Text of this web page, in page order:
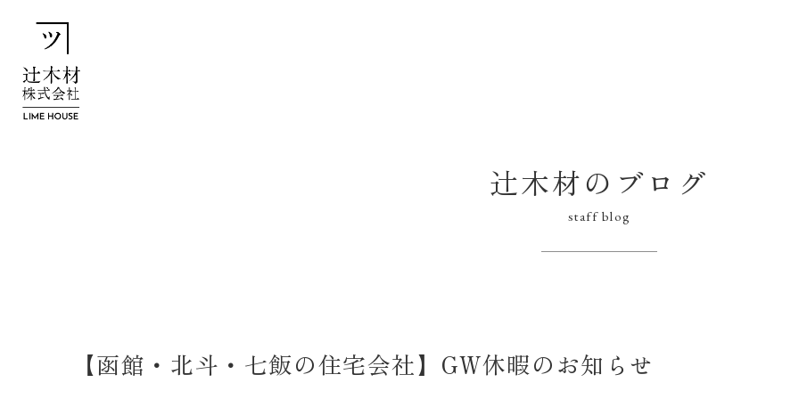
辻木材のブログ
staff blog
【函館・北斗・七飯の住宅会社】GW休暇のお知らせ